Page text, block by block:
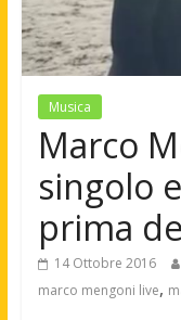
Musica
Marco
singolo
prima
14 Ottobre 2016
marco mengoni live,